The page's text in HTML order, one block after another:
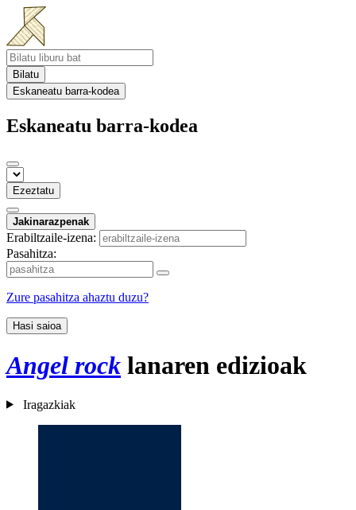
Bilatu
Eskaneatu barra-kodea
Eskaneatu barra-kodea
Ezeztatu
Jakinarazpenak
Erabiltzaile-izena:
Pasahitza:
Zure pasahitza ahaztu duzu?
Hasi saioa
Angel rock lanaren edizioak
Iragazkiak